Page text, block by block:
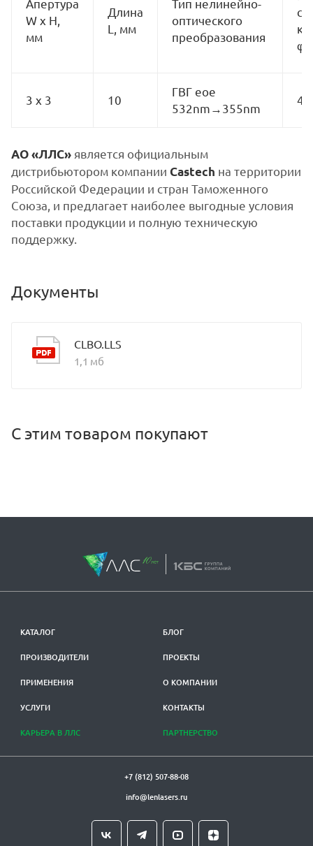
Апертура
W x H,
мм
Длина
L, мм
Тип нелинейно-
оптического
преобразования
φ,
3 x 3 10
ГВГ eoe
532nm→355nm
АО «ЛЛС» является официальным
дистрибьютором компании Castech на территории
Российской Федерации и стран Таможенного
Союза, и предлагает наиболее выгодные условия
поставки продукции и полную техническую
поддержку.
Документы
CLBO.LLS
1,1 мб
С этим товаром покупают
КАТАЛОГ
ПРОИЗВОДИТЕЛИ
ПРИМЕНЕНИЯ
УСЛУГИ
КАРЬЕРА В ЛЛС
БЛОГ
ПРОЕКТЫ
О КОМПАНИИ
КОНТАКТЫ
ПАРТНЕРСТВО
+7 (812) 507-88-08
info@lenlasers.ru